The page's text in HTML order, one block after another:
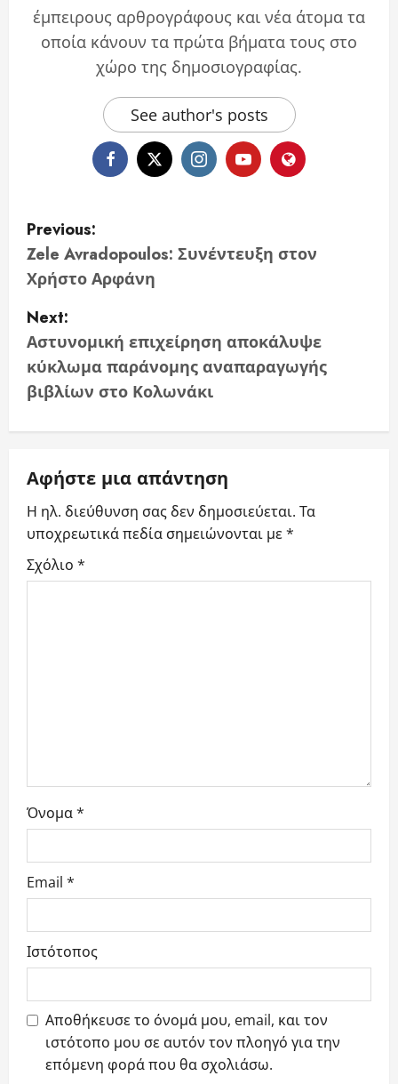
έμπειρους αρθρογράφους και νέα άτομα τα
οποία κάνουν τα πρώτα βήματα τους στο
χώρο της δημοσιογραφίας.
See author's posts
P
o
s
t
n
a
v
i
g
a
t
Previous:
Zele Avradopoulos: Συνέντευξη στον
Χρήστο Αρφάνη
Next:
Αστυνομική επιχείρηση αποκάλυψε
κύκλωμα παράνομης αναπαραγωγής
βιβλίων στο Κολωνάκι
Αφήστε μια απάντηση
Η ηλ. διεύθυνση σας δεν δημοσιεύεται. Τα
υποχρεωτικά πεδία σημειώνονται με*
Σχόλιο *
Όνομα*
Email *
Ιστότοπος
Αποθήκευσε το όνομά μου, email, και τον
ιστότοπο μου σε αυτόν τον πλοηγό για την
επόμενη φορά που θα σχολιάσω.